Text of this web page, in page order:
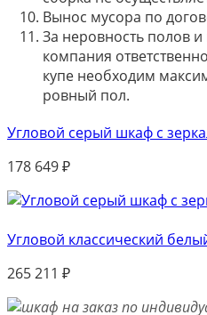
Вынос мусора по
За неровность полов и
компания
купе необходим
ровный пол.
Угловой серый шкаф с
178 649₽
Угловой классический
265 211 ₽